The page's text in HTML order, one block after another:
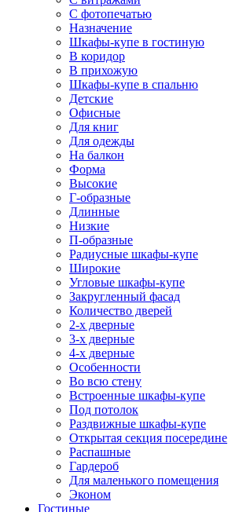
С фотопечатью
Назначение
Шкафы-купе в гостиную
В коридор
В прихожую
Шкафы-купе в спальню
Детские
Офисные
Для книг
Для одежды
На балкон
Форма
Высокие
Г-образные
Длинные
Низкие
П-образные
Радиусные шкафы-купе
Широкие
Угловые шкафы-купе
Закругленный фасад
Количество дверей
2-х дверные
3-х дверные
4-х дверные
Особенности
Во всю стену
Встроенные шкафы-купе
Под потолок
Раздвижные шкафы-купе
Открытая секция посередине
Распашные
Гардероб
Для маленького помещения
Эконом
Гостиные